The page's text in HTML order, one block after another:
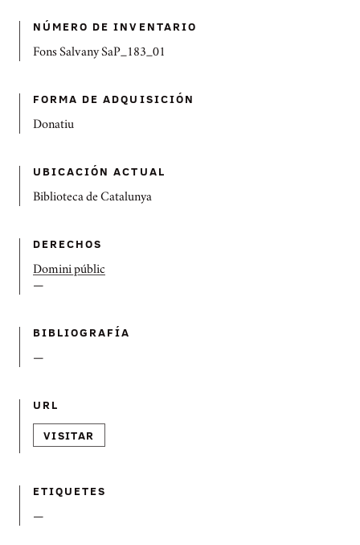
NÚMERO DE INVENTARIO
Fons Salvany SaP_183_01
FORMA DE ADQUISICIÓN
Donatiu
UBICACIÓN ACTUAL
Biblioteca de Catalunya
DERECHOS
Domini públic
—
BIBLIOGRAFÍ­A
—
URL
VISITAR
ETIQUETES
—